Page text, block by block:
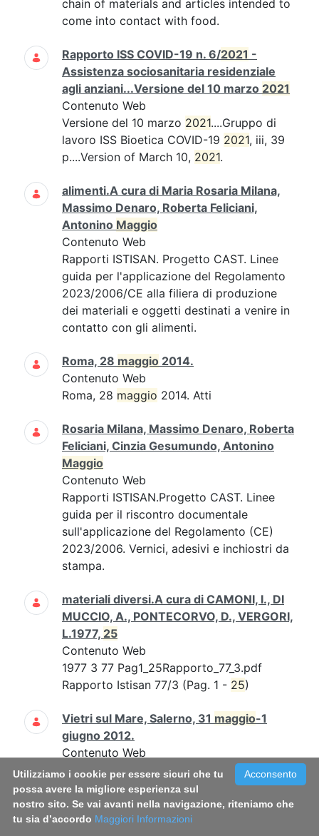
chain of materials and articles intended to
come into contact with food.
Rapporto ISS COVID-19 n. 6/2021 -
Assistenza sociosanitaria residenziale
agli anziani...Versione del 10 marzo 2021
Contenuto Web
Versione del 10 marzo 2021....Gruppo di
lavoro ISS Bioetica COVID-19 2021, iii, 39
p....Version of March 10, 2021.
alimenti.A cura di Maria Rosaria Milana,
Massimo Denaro, Roberta Feliciani,
Antonino Maggio
Contenuto Web
Rapporti ISTISAN. Progetto CAST. Linee
guida per l'applicazione del Regolamento
2023/2006/CE alla filiera di produzione
dei materiali e oggetti destinati a venire in
contatto con gli alimenti.
Roma, 28 maggio 2014.
Contenuto Web
Roma, 28 maggio 2014. Atti
Rosaria Milana, Massimo Denaro, Roberta
Feliciani, Cinzia Gesumundo, Antonino
Maggio
Contenuto Web
Rapporti ISTISAN.Progetto CAST. Linee
guida per il riscontro documentale
sull'applicazione del Regolamento (CE)
2023/2006. Vernici, adesivi e inchiostri da
stampa.
materiali diversi.A cura di CAMONI, I., DI
MUCCIO, A., PONTECORVO, D., VERGORI,
L.1977, 25
Contenuto Web
1977 3 77 Pag1_25Rapporto_77_3.pdf
Rapporto Istisan 77/3 (Pag. 1 - 25)
Vietri sul Mare, Salerno, 31 maggio-1
giugno 2012.
Contenuto Web
Vietri sul Mare, Salerno, 31maggio-1
giugno 2012. Riassunti.
Carla Daniele, Mauro Grigioni, Giuseppe
Acconsento
Utilizziamo i cookie per essere sicuri che tu
possa avere la migliore esperienza sul
nostro sito. Se vai avanti nella navigazione, riteniamo che
tu sia d’accordo Maggiori Informazioni